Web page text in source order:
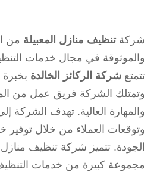
شركة تنظيف منازل المعبيلة من
والموثوقة في مجال خدمات
تتمتع شركة الركائز الخالدة
وتمتلك الشركة فريق عمل من
والمهارة العالية. تهدف الشركة
وتوقعات العملاء من خلال توفير
الجودة. تتميز شركة تنظيف منازل
مجموعة كبيرة من خدمات